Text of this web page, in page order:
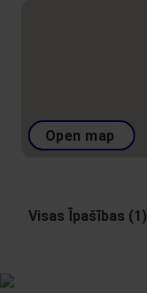
Open map
Visas Īpašības (1)